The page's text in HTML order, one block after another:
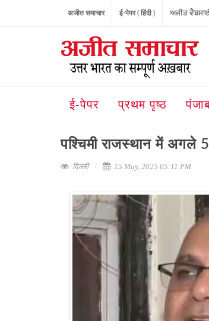
अजीत समाचार ई-पेपर ( हिंदी ) ਅਜੀਤ
ई-पेपर प्रथम पृष्ठ
पश्चिमी राजस्थान में
दिल्ली 15 May, 2025 05:11 PM